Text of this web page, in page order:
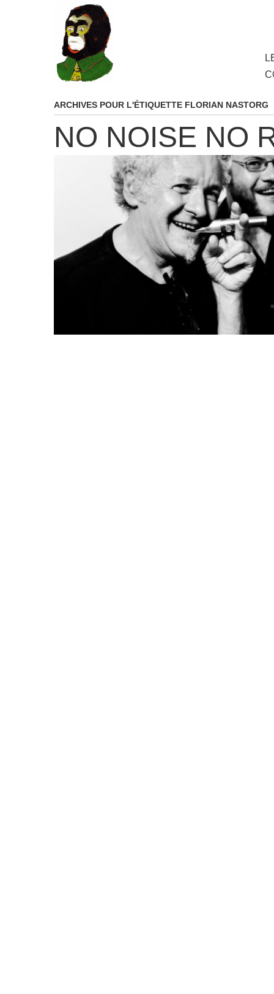
Aller
ARCHIVES POUR L'ÉTIQUETTE FLORIAN NASTORG
NO NOISE NO